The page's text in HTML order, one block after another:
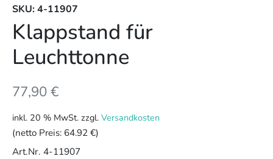
SKU: 4-11907
Klappstand für
Leuchttonne
77,90€
inkl. 20 % MwSt. zzgl. Versandkosten
(netto Preis: 64.92 €)
Art.Nr. 4-11907